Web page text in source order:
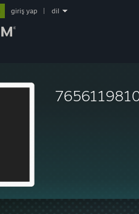
giriş yap dil